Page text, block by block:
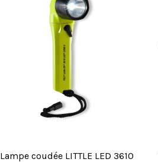
Lampe coudée LITTLE LED 3610